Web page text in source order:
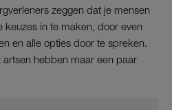
zeggen dat je mensen
in te maken, door even
en alle opties door te spreken.
hebben maar een paar